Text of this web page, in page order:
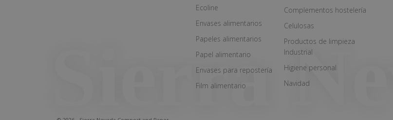
Ecoline
Envases alimentarios
Papeles alimentarios
Papel alimentario
Envases para repostería
Film alimentario
Complementos hostelería
Celulosas
Productos de limpieza
Industrial
Higiene personal
Navidad